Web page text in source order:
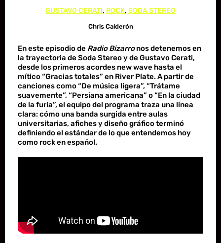
GUSTAVO CERATI, ROCK, SODA STEREO
Chris Calderón
En este episodio de Radio Bizarronos detenemos en
la trayectoria de Soda Stereo y de Gustavo Cerati,
desde los primeros acordes new wave hasta el
mítico “Gracias totales” en River Plate. A partir de
canciones como “De música ligera”, “Trátame
suavemente”, “Persiana americana” o “En la ciudad
de la furia”, el equipo del programa traza una línea
clara: cómo una banda surgida entre aulas
universitarias, afiches y diseño gráfico terminó
definiendo el estándar de lo que entendemos hoy
como rock en español.